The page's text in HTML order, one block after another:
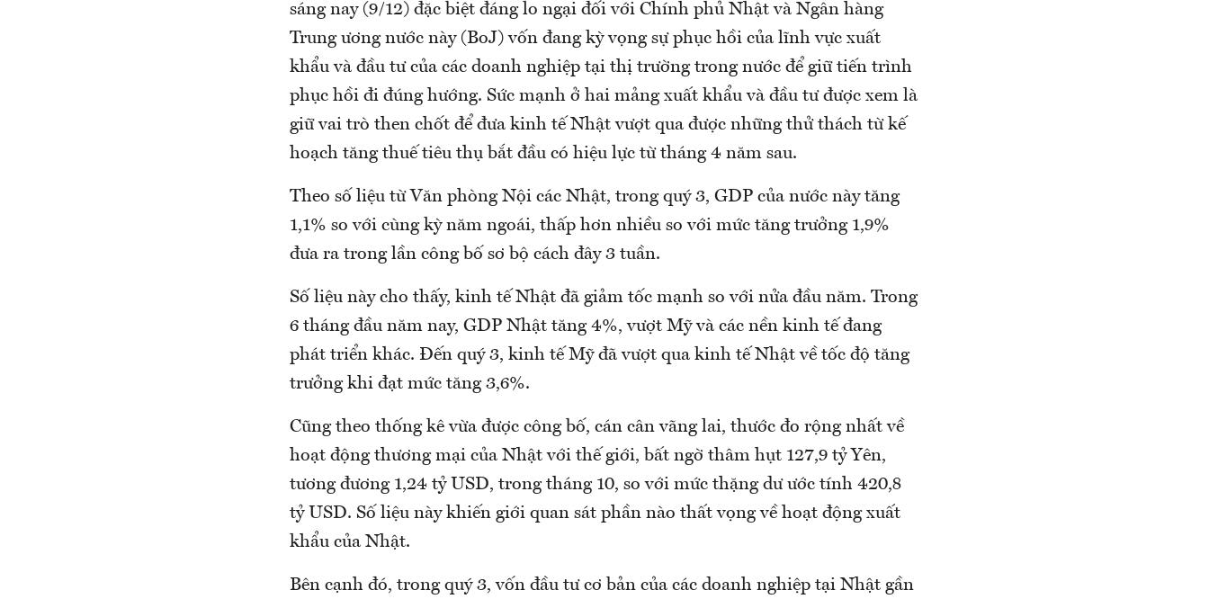
sáng nay (9/12) đặc biệt đáng lo ngại đối với Chính phủ Nhật và Ngân hàng
Trung ương nước này (BoJ) vốn đang kỳ vọng sự phục hồi của lĩnh vực xuất
khẩu và đầu tư của các doanh nghiệp tại thị trường trong nước để giữ tiến trình
phục hồi đi đúng hướng. Sức mạnh ở hai mảng xuất khẩu và đầu tư được xem là
giữ vai trò then chốt để đưa kinh tế Nhật vượt qua được những thử thách từ kế
hoạch tăng thuế tiêu thụ bắt đầu có hiệu lực từ tháng 4 năm sau.
Theo số liệu từ Văn phòng Nội các Nhật, trong quý 3, GDP của nước này tăng
1,1% so với cùng kỳ năm ngoái, thấp hơn nhiều so với mức tăng trưởng 1,9%
đưa ra trong lần công bố sơ bộ cách đây 3 tuần.
Số liệu này cho thấy, kinh tế Nhật đã giảm tốc mạnh so với nửa đầu năm. Trong
6 tháng đầu năm nay, GDP Nhật tăng 4%, vượt Mỹ và các nền kinh tế đang
phát triển khác. Đến quý 3, kinh tế Mỹ đã vượt qua kinh tế Nhật về tốc độ tăng
trưởng khi đạt mức tăng 3,6%.
Cũng theo thống kê vừa được công bố, cán cân vãng lai, thước đo rộng nhất về
hoạt động thương mại của Nhật với thế giới, bất ngờ thâm hụt 127,9 tỷ Yên,
tương đương 1,24 tỷ USD, trong tháng 10, so với mức thặng dư ước tính 420,8
tỷ USD. Số liệu này khiến giới quan sát phần nào thất vọng về hoạt động xuất
khẩu của Nhật.
Bên cạnh đó, trong quý 3, vốn đầu tư cơ bản của các doanh nghiệp tại Nhật gần